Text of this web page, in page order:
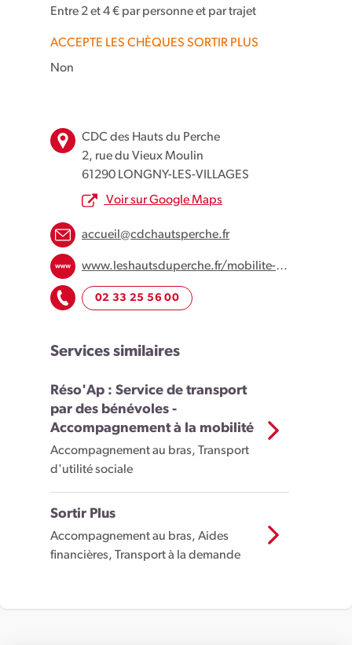
Entre 2 et 4 € par personne et par trajet
ACCEPTE LES CHÈQUES SORTIR PLUS
Non
2 Rue du Vieux Moulin, Longny les Villages, France
+
−
CDC des Hauts du Perche
2, rue du Vieux Moulin
61290 LONGNY-LES-VILLAGES
Voir sur Google Maps
accueil@cdchautsperche.fr
www.leshautsduperche.fr/mobilite-tad-ptit-bus
02 33 25 56 00
Services similaires
Réso'Ap : Service de transport
par des bénévoles -
Accompagnement à la mobilité
Accompagnement au bras, Transport
d'utilité sociale
Sortir Plus
Accompagnement au bras, Aides
financières, Transport à la demande